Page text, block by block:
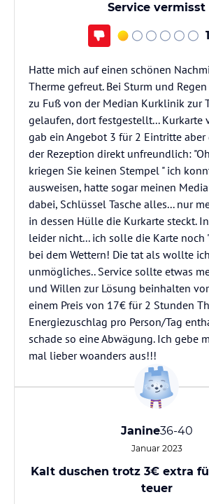
Service vermisst
1
Hatte mich auf einen schönen
Therme gefreut. Bei Sturm und
zu Fuß von der Median Kurklinik zur
gelaufen, dort festgestellt... Kurkarte
gab ein Angebot 3 für 2 Eintritte aber
der Rezeption direkt unfreundlich:
kriegen Sie keinen Stempel " ich
ausweisen, hatte sogar meinen
dabei, Schlüssel Tasche alles... nur
in dessen Hülle die Kurkarte steckt.
leider nicht... ich solle die Karte noch
bei dem Wettern! Die tat als wollte
unmögliches.. Service sollte etwas
und Willen zur Lösung beinhalten
einem Preis von 17€ für 2 Stunden
Energiezuschlag pro Person/Tag
schade so eine Abwägung. Ich gebe
mal lieber woanders aus!!!
Janine36-40
Januar 2023
Kalt duschen trotz 3€ extra
teuer